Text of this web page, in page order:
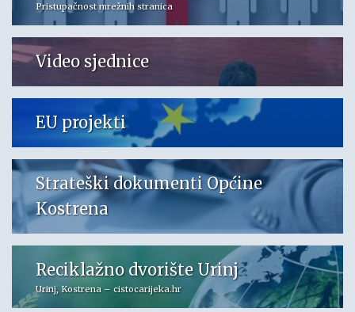
Pristupačnost mrežnih stranica
Video sjednice
EU projekti
Strateški dokumenti Općine
Kostrena
Reciklažno dvorište Urinj
Urinj, Kostrena – cistocarijeka.hr